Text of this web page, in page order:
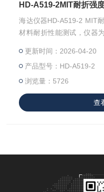
HD-A519-2MIT耐折强
海达仪器HD-A519-2 MIT
材料耐折性能测试，仪器
维织布、金属薄片、塑料
试，适用于造纸包装印刷
关行业科研机构和质检部门
更新时间：2026-04-20
产品型号：HD-A519-2
浏览量：5726
查